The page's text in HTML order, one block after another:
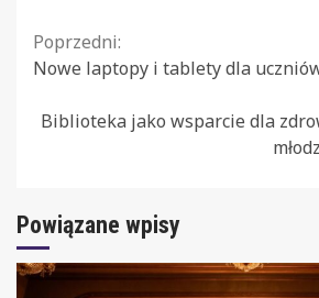
Continue
Reading
Poprzedni:
Nowe laptopy i tablety dla
Biblioteka jako wsparcie dla
Powiązane wpisy